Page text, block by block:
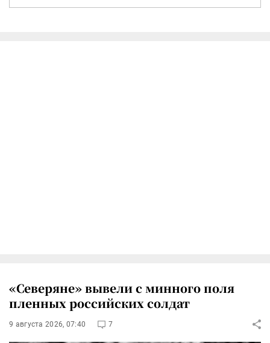
«Северяне» вывели с минного поля
пленных российских солдат
9 августа 2026, 07:40 7